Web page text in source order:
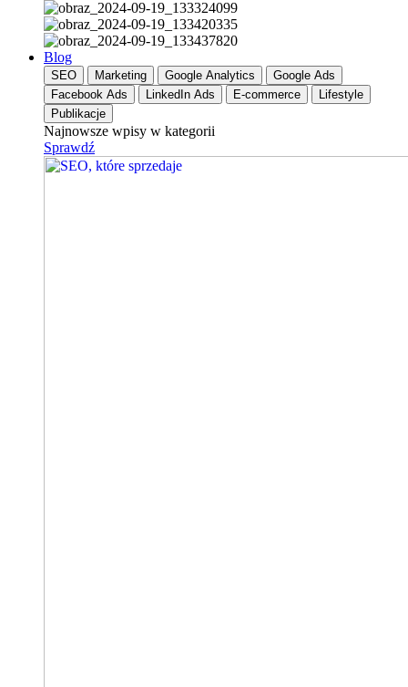
Blog
SEO Marketing Google Analytics
Google Ads
Facebook Ads
LinkedIn Ads E-commerce
Lifestyle
Publikacje
Najnowsze wpisy w kategorii
Sprawdź